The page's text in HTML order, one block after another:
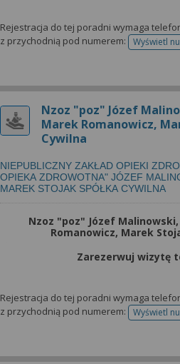
Rejestracja do tej poradni wymaga
z przychodnią pod numerem:
Wyświetl
Nzoz "poz" Józef
Marek Romanowicz,
Cywilna
NIEPUBLICZNY ZAKŁAD OPIEKI
OPIEKA ZDROWOTNA" JÓZEF
MAREK STOJAK SPÓŁKA CYWILNA
Nzoz "poz" Józef
Romanowicz, Marek
Zarezerwuj wizytę
Rejestracja do tej poradni wymaga
z przychodnią pod numerem:
Wyświetl